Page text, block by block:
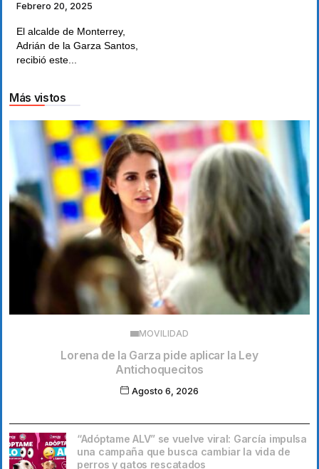
Febrero 20, 2025
El alcalde de Monterrey,
Adrián de la Garza Santos,
recibió este...
Más vistos
MOVILIDAD
Lorena de la Garza pide aplicar la Ley
Antichoquecitos
Agosto 6, 2026
“Adóptame ALV” se vuelve viral: García impulsa
una campaña que busca cambiar la vida de
perros y gatos rescatados